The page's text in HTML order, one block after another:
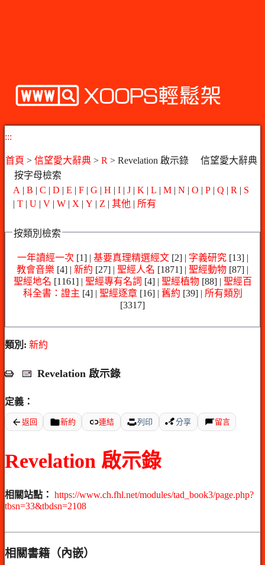
:::
首頁 > 信望愛大辭典 > R > Revelation 啟示錄
信望愛大辭典
按字母檢索
A | B | C | D | E | F | G | H | I | J | K | L | M | N | O | P | Q | R | S
| T | U | V | W | X | Y | Z | 其他 | 所有
按類別檢索
一年讀經一次 [1] | 基要真理精選經文 [2] | 字義研究 [13] |
教會音樂 [4] | 新約 [27] | 聖經人名 [1871] | 聖經動物 [87] |
聖經地名 [1161] | 聖經專有名詞 [4] | 聖經植物 [88] | 聖經百
科全書：證主 [4] | 聖經逐章 [16] | 舊約 [39] | 所有類別
[3317]
類別: 新約
Revelation 啟示錄
定義：
返回 新約 連結 列印 分享 留言
Revelation 啟示錄
相關站點： https://www.ch.fhl.net/modules/tad_book3/page.php?
tbsn=33&tbdsn=2108
相關書籍（內嵌）